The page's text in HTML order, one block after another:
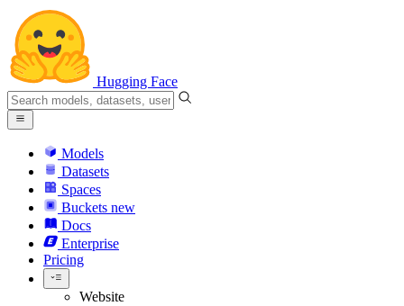
Hugging Face
Models
Datasets
Spaces
Buckets new
Docs
Enterprise
Pricing
Website